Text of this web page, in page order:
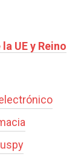
UE y Reino